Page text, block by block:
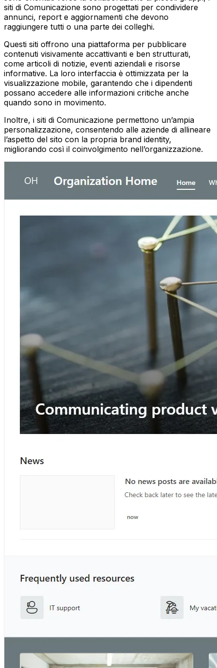
siti di Comunicazione sono progettati per condividere
annunci, report e aggiornamenti che devono
raggiungere tutti o una parte dei colleghi.
Questi siti offrono una piattaforma per pubblicare
contenuti visivamente accattivanti e ben strutturati,
come articoli di notizie, eventi aziendali e risorse
informative. La loro interfaccia è ottimizzata per la
visualizzazione mobile, garantendo che i dipendenti
possano accedere alle informazioni critiche anche
quando sono in movimento.
Inoltre, i siti di Comunicazione permettono un’ampia
personalizzazione, consentendo alle aziende di allineare
l’aspetto del sito con la propria brand identity,
migliorando così il coinvolgimento nell’organizzazione.